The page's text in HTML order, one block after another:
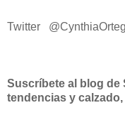
Twitter
Suscríbete al blog de
tendencias y